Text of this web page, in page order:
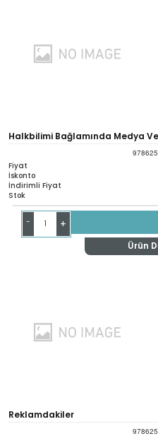
Halkbilimi Bağlamında Medya
Fiyat
İskonto
İndirimli Fiyat
Stok
- +
Ürün
Reklamdakiler